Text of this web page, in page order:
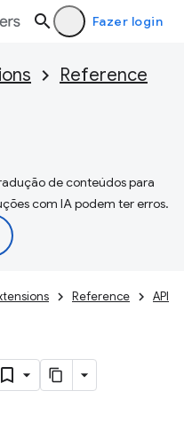
Fazer login
Reference
de conteúdos para
com IA podem ter erros.
Reference API